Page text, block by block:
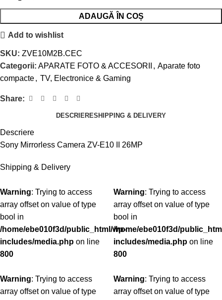
ADAUGĂ ÎN COȘ
Add to wishlist
SKU: ZVE10M2B.CEC
Categorii: APARATE FOTO & ACCESORII , Aparate foto
compacte, TV, Electronice & Gaming
Share:
DESCRIERESHIPPING & DELIVERY
Descriere
Sony Mirrorless Camera ZV-E10 II 26MP
Shipping & Delivery
Warning: Trying to access
array offset on value of type
bool in
/home/ebe010f3d/public_html/wp-
includes/media.php on line
800
Warning: Trying to access
array offset on value of type
Warning: Trying to access
array offset on value of type
bool in
/home/ebe010f3d/
includes/media.php on line
800
Warning: Trying to access
array offset on value of type